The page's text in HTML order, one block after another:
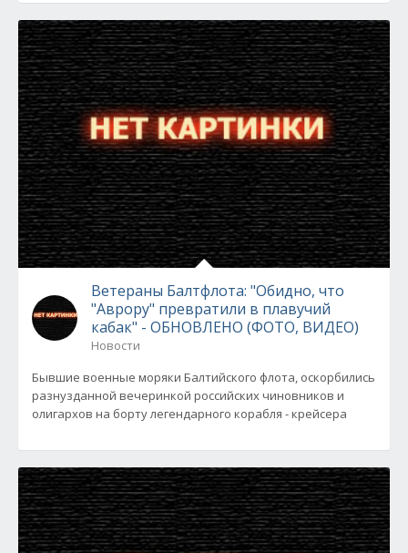
Ветераны Балтфлота: "Обидно, что
"Аврору" превратили в плавучий
кабак" - ОБНОВЛЕНО (ФОТО, ВИДЕО)
Новости
Бывшие военные моряки Балтийского флота, оскорбились
разнузданной вечеринкой российских чиновников и
олигархов на борту легендарного корабля - крейсера